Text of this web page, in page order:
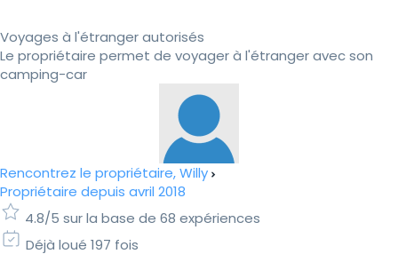
Voyages à l'étranger autorisés
Le propriétaire permet de voyager à l'étranger avec son
camping-car
Rencontrez le propriétaire, Willy
Propriétaire depuis avril 2018
4.8/5 sur la base de 68 expériences
Déjà loué 197 fois